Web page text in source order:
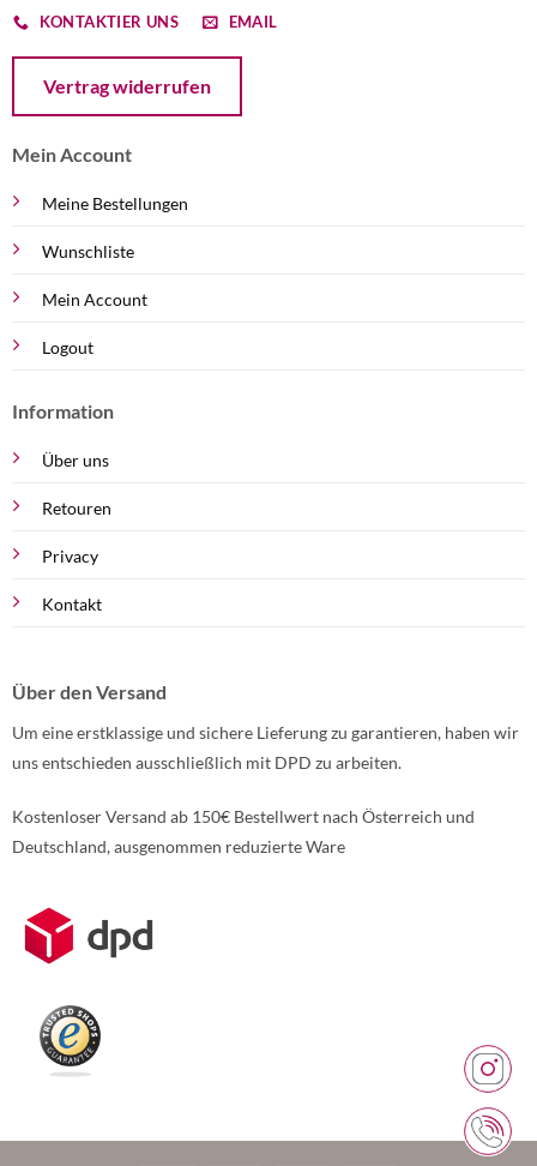
KONTAKTIER UNS EMAIL
Vertrag widerrufen
Mein Account
Meine Bestellungen
Wunschliste
Mein Account
Logout
Information
Über uns
Retouren
Privacy
Kontakt
Über den Versand
Um eine erstklassige und sichere Lieferung zu garantieren, haben wir
uns entschieden ausschließlich mit DPD zu arbeiten.
Kostenloser Versand ab 150€ Bestellwert nach Österreich und
Deutschland, ausgenommen reduzierte Ware
Weitere Informationen über den gesperrten Inhalt.